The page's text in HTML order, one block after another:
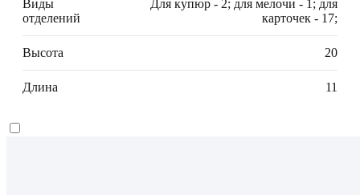
Виды
отделений
Для купюр - 2; для мелочи - 1; для
карточек - 17;
Высота 20
Длина 11